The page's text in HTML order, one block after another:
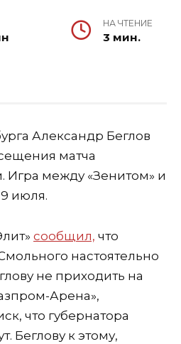
НА ЧТЕНИЕ
3 мин.
Александр Беглов
матча
Игра между «Зенитом» и
июля.
сообщил, что
настоятельно
не приходить на
Арена»,
что губернатора
Беглову к этому,